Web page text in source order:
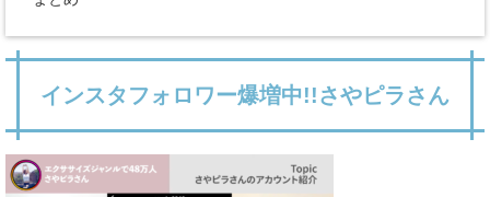
インスタフォロワー爆増中!!さやピラさん